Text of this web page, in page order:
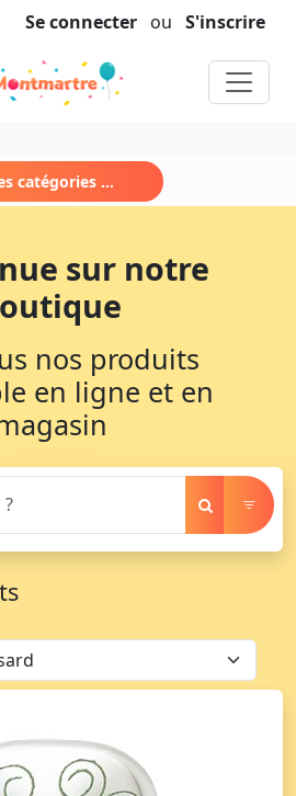
Se connecter ou S'inscrire
catégories ...
sur notre
nos produits
en ligne et en